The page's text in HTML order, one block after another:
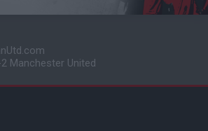
Manchester United